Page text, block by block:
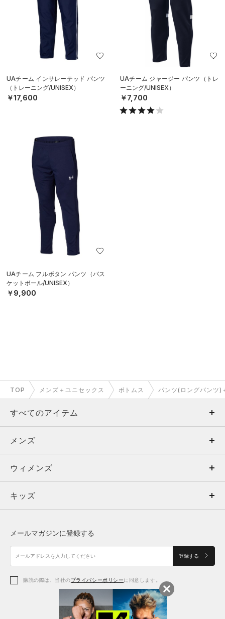
UAチーム インサレーテッド パンツ
（トレーニング/UNISEX）
￥17,600
UAチーム ジャージー パンツ（トレ
ーニング/UNISEX）
￥7,700
UAチーム フルボタン パンツ（バス
ケットボール/UNISEX）
￥9,900
TOP メンズ＋ユニセックス ボトムス パンツ(ロングパンツ)
すべてのアイテム
メンズ
ウィメンズ
キッズ
アクセサリー
メンズ
トップス
ボトムス
アクセサリー
ウィメンズ
トップス
シューズ
アクセサリー
キッズ
シューズ
メールマガジンに登録する
登録する
購読の際は、当社のプライバシーポリシーに同意します。